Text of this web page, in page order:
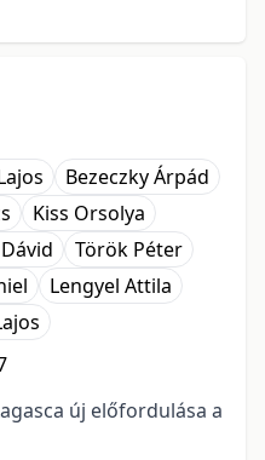
Bezeczky Árpád
Kiss Orsolya
Török Péter
Lengyel Attila
új előfordulása a